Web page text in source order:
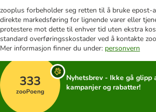
zooplus forbeholder seg retten til å bruke epost-
direkte markedsføring for lignende varer eller
protestere mot dette til enhver tid uten ekstra
standard overføringsskostader ved å kontakte
Mer informasjon finner du under: personvern
333
zooPoeng
Nyhetsbrev - Ikke gå glipp
kampanjer og rabatter!